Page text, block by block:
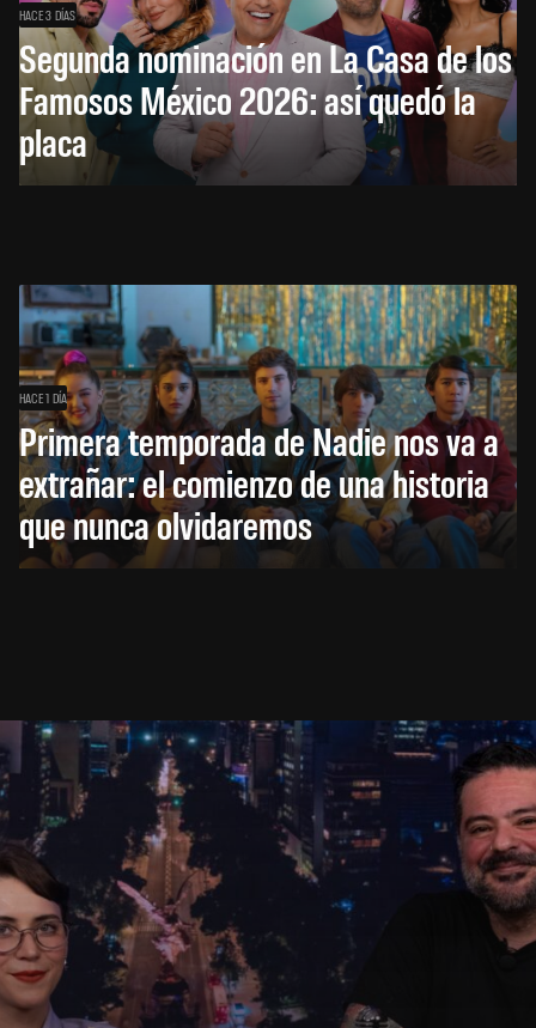
HACE 3 DÍAS
Segunda nominación en La Casa de los
Famosos México 2026: así quedó la
placa
HACE 1 DÍA
Primera temporada de Nadie nos va a
extrañar: el comienzo de una historia
que nunca olvidaremos